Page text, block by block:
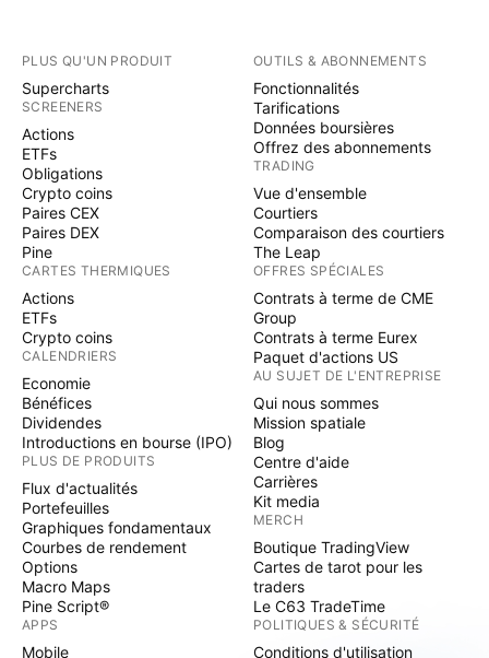
PLUS QU'UN PRODUIT
Supercharts
SCREENERS
Actions
ETFs
Obligations
Crypto coins
Paires CEX
Paires DEX
Pine
CARTES THERMIQUES
Actions
ETFs
Crypto coins
CALENDRIERS
Economie
Bénéfices
Dividendes
Introductions en bourse (IPO)
PLUS DE PRODUITS
Flux d'actualités
Portefeuilles
Graphiques fondamentaux
Courbes de rendement
Options
Macro Maps
Pine Script®
APPS
Mobile
OUTILS & ABONNEMENTS
Fonctionnalités
Tarifications
Données boursières
Offrez des abonnements
TRADING
Vue d'ensemble
Courtiers
Comparaison des courtiers
The Leap
OFFRES SPÉCIALES
Contrats à terme de CME
Group
Contrats à terme Eurex
Paquet d'actions US
AU SUJET DE L'ENTREPRISE
Qui nous sommes
Mission spatiale
Blog
Centre d'aide
Carrières
Kit media
MERCH
Boutique TradingView
Cartes de tarot pour les
traders
Le C63 TradeTime
POLITIQUES & SÉCURITÉ
Conditions d'utilisation